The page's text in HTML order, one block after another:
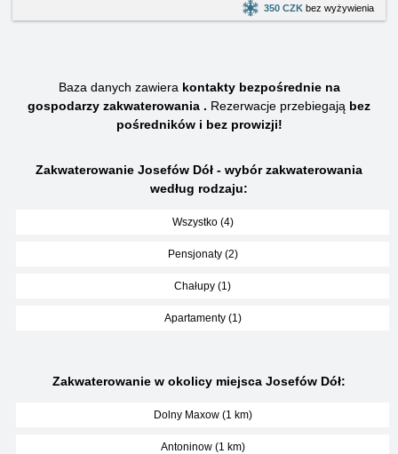
350 CZK bez wyżywienia
Baza danych zawiera kontakty bezpośrednie na
gospodarzy zakwaterowania . Rezerwacje przebiegają bez
pośredników i bez prowizji!
Zakwaterowanie Josefów Dół - wybór zakwaterowania
według rodzaju:
Wszystko (4)
Pensjonaty (2)
Chałupy (1)
Apartamenty (1)
Zakwaterowanie w okolicy miejsca Josefów Dół:
Dolny Maxow (1 km)
Antoninow (1 km)